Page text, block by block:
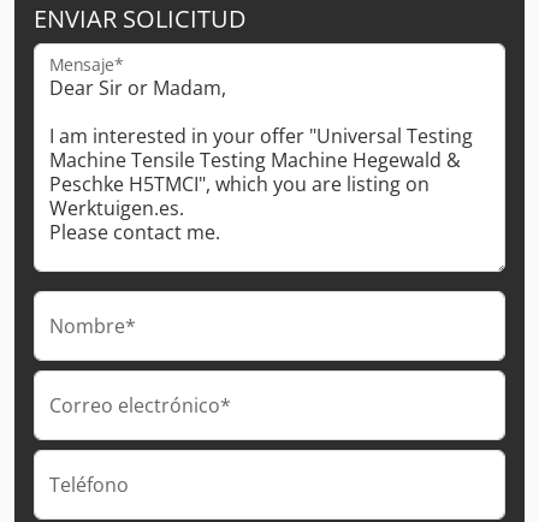
ENVIAR SOLICITUD
Mensaje*
Nombre*
Correo electrónico*
Teléfono